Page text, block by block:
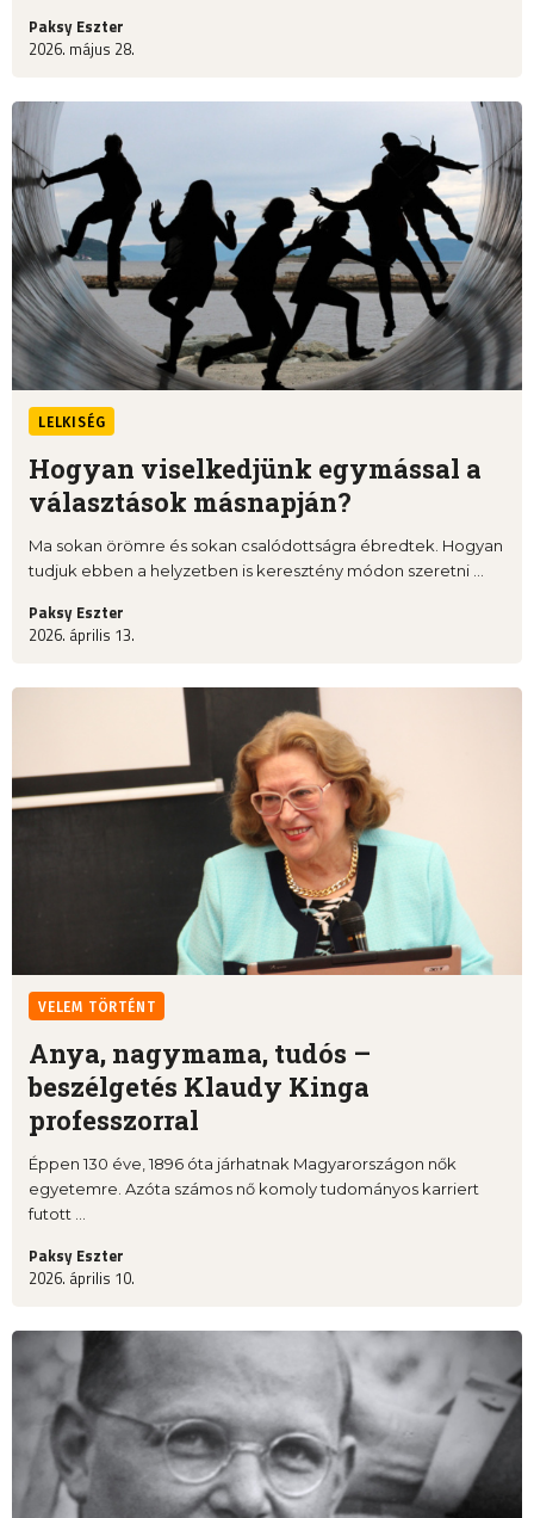
Paksy Eszter
2026. május 28.
LELKISÉG
Hogyan viselkedjünk egymással a
választások másnapján?
Ma sokan örömre és sokan csalódottságra ébredtek. Hogyan
tudjuk ebben a helyzetben is keresztény módon szeretni ...
Paksy Eszter
2026. április 13.
VELEM TÖRTÉNT
Anya, nagymama, tudós –
beszélgetés Klaudy Kinga
professzorral
Éppen 130 éve, 1896 óta járhatnak Magyarországon nők
egyetemre. Azóta számos nő komoly tudományos karriert
futott ...
Paksy Eszter
2026. április 10.